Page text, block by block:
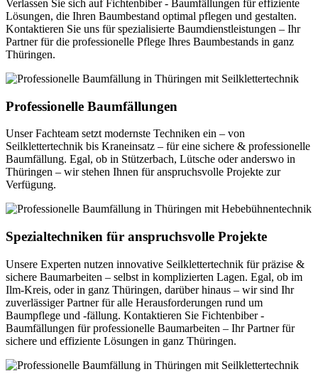
Verlassen Sie sich auf Fichtenbiber - Baumfällungen für effiziente
Lösungen, die Ihren Baumbestand optimal pflegen und gestalten.
Kontaktieren Sie uns für spezialisierte Baumdienstleistungen – Ihr
Partner für die professionelle Pflege Ihres Baumbestands in ganz
Thüringen.
Professionelle Baumfällungen
Unser Fachteam setzt modernste Techniken ein – von
Seilklettertechnik bis Kraneinsatz – für eine sichere & professionelle
Baumfällung. Egal, ob in Stützerbach, Lütsche oder anderswo in
Thüringen – wir stehen Ihnen für anspruchsvolle Projekte zur
Verfügung.
Spezialtechniken für anspruchsvolle Projekte
Unsere Experten nutzen innovative Seilklettertechnik für präzise &
sichere Baumarbeiten – selbst in komplizierten Lagen. Egal, ob im
Ilm-Kreis, oder in ganz Thüringen, darüber hinaus – wir sind Ihr
zuverlässiger Partner für alle Herausforderungen rund um
Baumpflege und -fällung. Kontaktieren Sie Fichtenbiber -
Baumfällungen für professionelle Baumarbeiten – Ihr Partner für
sichere und effiziente Lösungen in ganz Thüringen.